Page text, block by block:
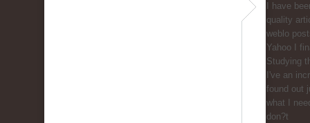
I һave
quality
weblo
Yahoo I
Studying
I've an
found out
ԝhat I
don?t